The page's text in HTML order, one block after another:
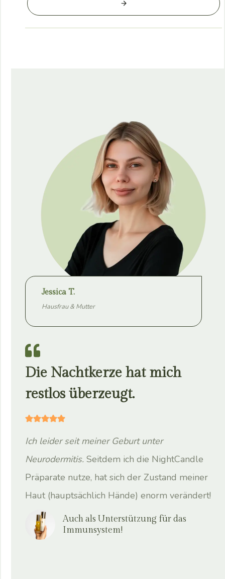
Jessica T.
Hausfrau & Mutter
Die Nachtkerze hat mich
restlos überzeugt.
Ich leider seit meiner Geburt unter
Neurodermitis. Seitdem ich die NightCandle
Präparate nutze, hat sich der Zustand meiner
Haut (hauptsächlich Hände) enorm verändert!
Auch als Unterstützung für das
Immunsystem!